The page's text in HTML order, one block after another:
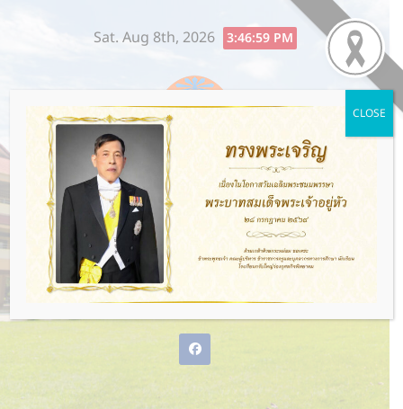
Sat. Aug 8th, 2026 3:47:00 PM
โรงเรียนกรับใหญ่ว่องกุศลกิจ
พิทยาคม
พ่อแม่ให้ชีวิต ว่องกุศลกิจให้อนาคต
CLOSE